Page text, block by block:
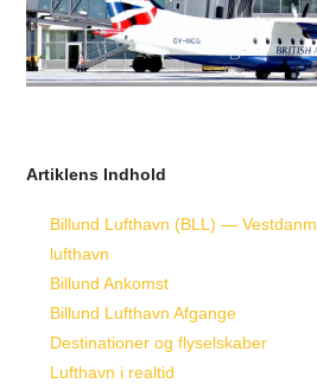
Artiklens Indhold
Billund Lufthavn (BLL) —
lufthavn
Billund Ankomst
Billund Lufthavn Afgange
Destinationer og flyselskaber
Lufthavn i realtid